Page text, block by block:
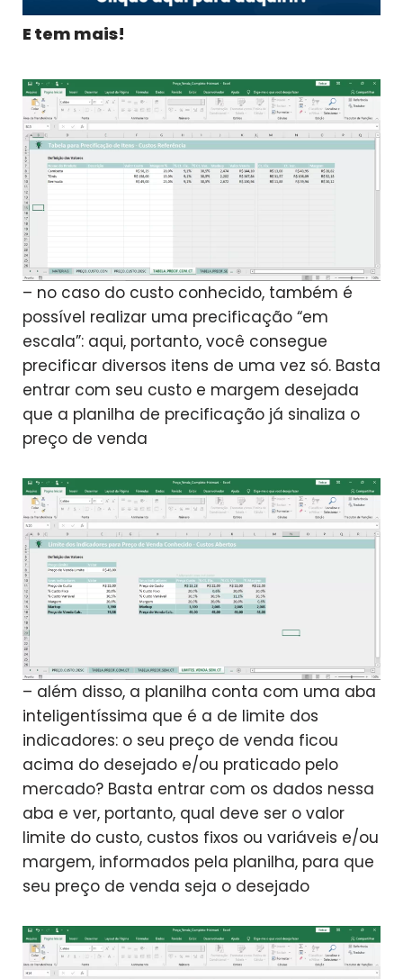
E tem mais!
– no caso do custo conhecido, também é
possível realizar uma precificação “em
escala”: aqui, portanto, você consegue
precificar diversos itens de uma vez só. Basta
entrar com seu custo e margem desejada
que a planilha de precificação já sinaliza o
preço de venda
– além disso, a planilha conta com uma aba
inteligentíssima que é a de limite dos
indicadores: o seu preço de venda ficou
acima do desejado e/ou praticado pelo
mercado? Basta entrar com os dados nessa
aba e ver, portanto, qual deve ser o valor
limite do custo, custos fixos ou variáveis e/ou
margem, informados pela planilha, para que
seu preço de venda seja o desejado